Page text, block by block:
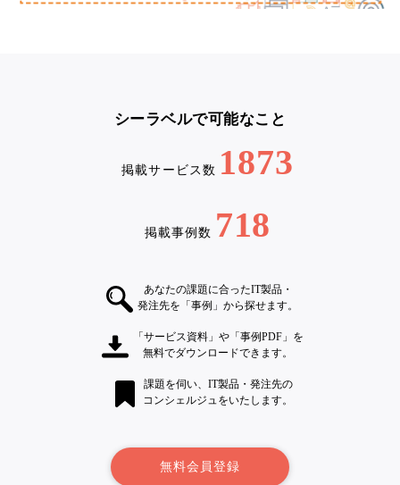
シーラベルで可能なこと
掲載サービス数 1873
掲載事例数 718
あなたの課題に合ったIT製品・
発注先を「事例」から探せます。
「サービス資料」や「事例PDF」を
無料でダウンロードできます。
課題を伺い、IT製品・発注先の
コンシェルジュをいたします。
無料会員登録